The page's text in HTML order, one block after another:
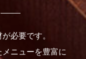
必要です。
ニューを豊富に